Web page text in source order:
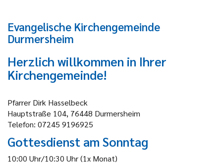
Evangelische Kirchengemeinde
Durmersheim
Herzlich willkommen in Ihrer
Kirchengemeinde!
Pfarrer Dirk Hasselbeck
Hauptstraße 104, 76448 Durmersheim
Telefon: 07245 9196925
Gottesdienst am Sonntag
10:00 Uhr/10:30 Uhr (1x Monat)